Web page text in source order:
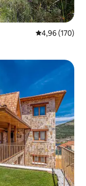
Note
4,96 (170)